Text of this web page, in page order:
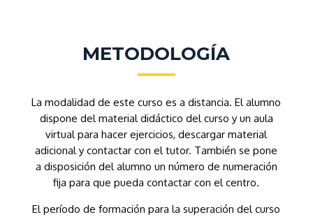
METODOLOGÍA
La modalidad de este curso es a distancia. El alumno
dispone del material didáctico del curso y un aula
virtual para hacer ejercicios, descargar material
adicional y contactar con el tutor. También se pone
a disposición del alumno un número de numeración
fija para que pueda contactar con el centro.
El período de formación para la superación del curso